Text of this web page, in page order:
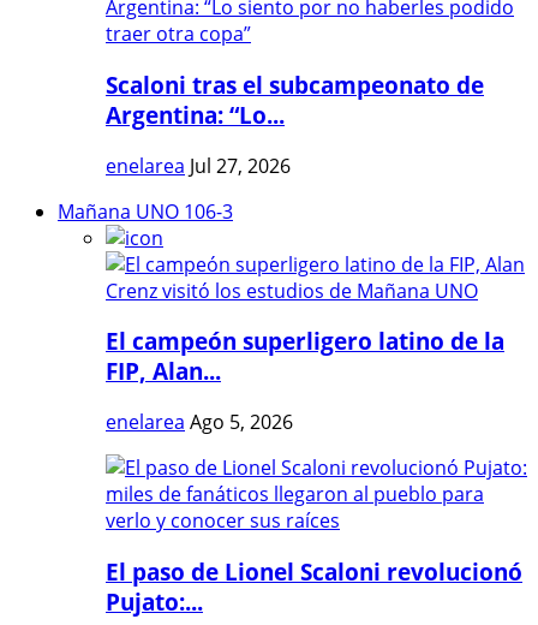
Scaloni tras el subcampeonato de
Argentina: “Lo...
enelarea Jul 27, 2026
Mañana UNO 106-3
El campeón superligero latino de la
FIP, Alan...
enelarea Ago 5, 2026
El paso de Lionel Scaloni revolucionó
Pujato:...